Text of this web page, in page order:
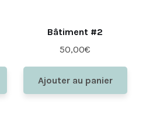
Bâtiment #2
50,00€
Ajouter au panier